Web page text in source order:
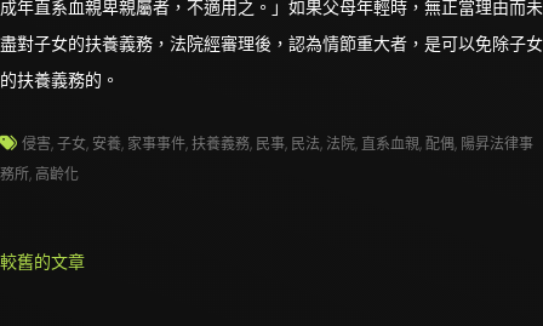
成年直系血親卑親屬者，不適用之。」如果父母年輕時，無正當理由而未
盡對子女的扶養義務，法院經審理後，認為情節重大者，是可以免除子女
的扶養義務的。
侵害,子女, 安養, 家事事件,扶養義務, 民事, 民法, 法院, 直系血親,配偶, 陽昇法律事
務所,高齡化
文
較舊的文章